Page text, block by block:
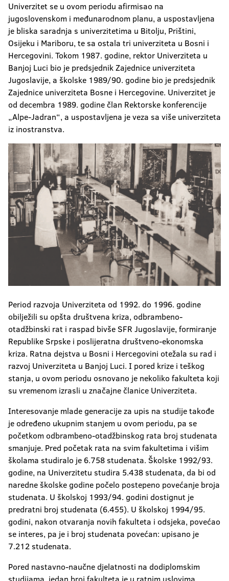
Univerzitet se u ovom periodu afirmisao na
jugoslovenskom i međunarodnom planu, a uspostavljena
je bliska saradnja s univerzitetima u Bitolju, Prištini,
Osijeku i Mariboru, te sa ostala tri univerziteta u Bosni i
Hercegovini. Tokom 1987. godine, rektor Univerziteta u
Banjoj Luci bio je predsjednik Zajednice univerziteta
Jugoslavije, a školske 1989/90. godine bio je predsjednik
Zajednice univerziteta Bosne i Hercegovine. Univerzitet je
od decembra 1989. godine član Rektorske konferencije
„Alpe-Jadran“, a uspostavljena je veza sa više univerziteta
iz inostranstva.
Period razvoja Univerziteta od 1992. do 1996. godine
obilježili su opšta društvena kriza, odbrambeno-
otadžbinski rat i raspad bivše SFR Jugoslavije, formiranje
Republike Srpske i poslijeratna društveno-ekonomska
kriza. Ratna dejstva u Bosni i Hercegovini otežala su rad i
razvoj Univerziteta u Banjoj Luci. I pored krize i teškog
stanja, u ovom periodu osnovano je nekoliko fakulteta koji
su vremenom izrasli u značajne članice Univerziteta.
Interesovanje mlade generacije za upis na studije takođe
je određeno ukupnim stanjem u ovom periodu, pa se
početkom odbrambeno-otadžbinskog rata broj studenata
smanjuje. Pred početak rata na svim fakultetima i višim
školama studiralo je 6.758 studenata. Školske 1992/93.
godine, na Univerzitetu studira 5.438 studenata, da bi od
naredne školske godine počelo postepeno povećanje broja
studenata. U školskoj 1993/94. godini dostignut je
predratni broj studenata (6.455). U školskoj 1994/95.
godini, nakon otvaranja novih fakulteta i odsjeka, povećao
se interes, pa je i broj studenata povećan: upisano je
7.212 studenata.
Pored nastavno-naučne djelatnosti na dodiplomskim